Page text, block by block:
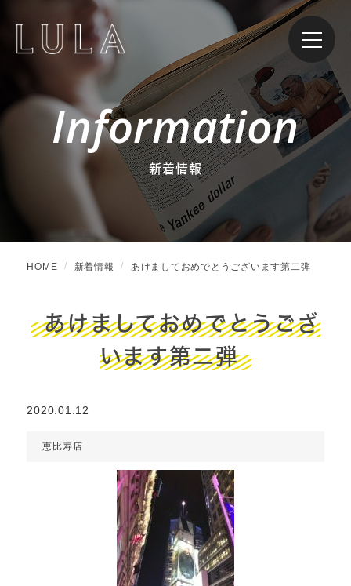
Information
新着情報
HOME 新着情報 あけましておめでとうございます第二弾
あけましておめでとうござ
います第二弾
2020.01.12
恵比寿店